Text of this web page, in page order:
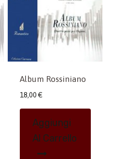
Album Rossiniano
18,00 €
Aggiungi
Al Carrello